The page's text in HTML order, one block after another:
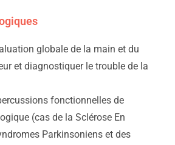
globale de la main et du
et diagnostiquer le trouble de la
fonctionnelles de
(cas de la Sclérose En
Parkinsoniens et des